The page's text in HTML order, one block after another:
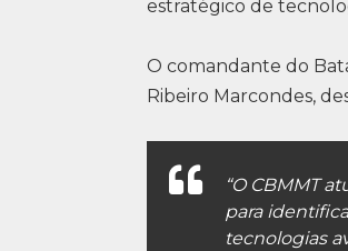
estratégico de
O comandante do
Ribeiro Marcondes,
“O CBMMT
para
tecnologias